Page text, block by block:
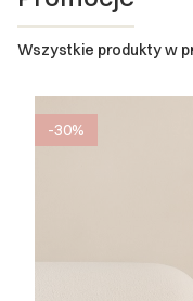
Wszystkie produkty w
-30%